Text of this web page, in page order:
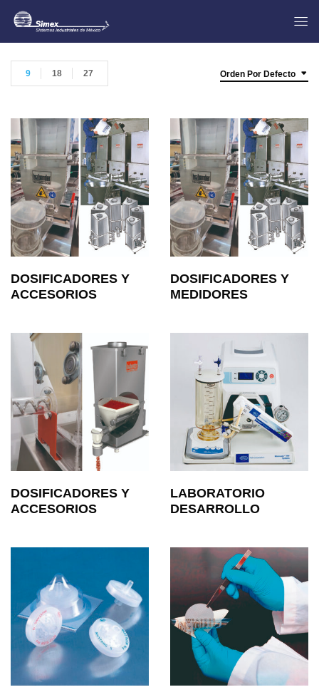
Orden Por Defecto
9 18 27
DOSIFICADORES Y
ACCESORIOS
DOSIFICADORES Y
MEDIDORES
DOSIFICADORES Y
ACCESORIOS
LABORATORIO
DESARROLLO